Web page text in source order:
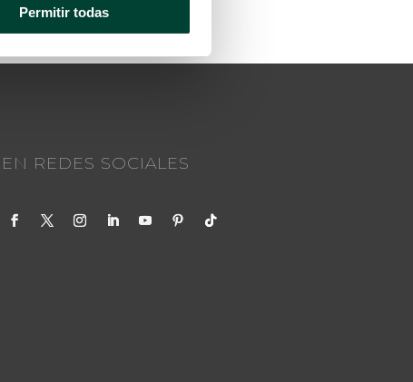
Permitir todas
EN REDES SOCIALES